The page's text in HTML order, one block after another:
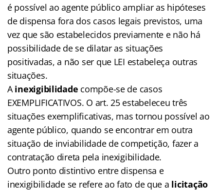
é possível ao agente público ampliar as hipóteses
de dispensa fora dos casos legais previstos, uma
vez que são estabelecidos previamente e não há
possibilidade de se dilatar as situações
positivadas, a não ser que LEI estabeleça outras
situações.
Ainexigibilidade compõe-se de casos
EXEMPLIFICATIVOS. O art. 25 estabeleceu três
situações exemplificativas, mas tornou possível ao
agente público, quando se encontrar em outra
situação de inviabilidade de competição, fazer a
contratação direta pela inexigibilidade.
Outro ponto distintivo entre dispensa e
inexigibilidade se refere ao fato de que a licitação